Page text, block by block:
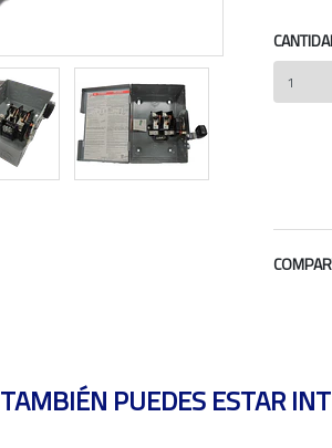
TAMBIÉN PUEDES ESTAR